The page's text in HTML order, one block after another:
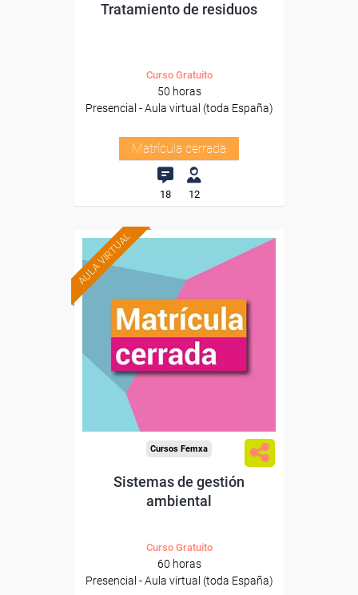
Tratamiento de residuos
Curso Gratuito
50 horas
Presencial - Aula virtual (toda España)
Matrícula cerrada
18 12
AULA VIRTUAL
Cursos Femxa
Sistemas de gestión
ambiental
Curso Gratuito
60 horas
Presencial - Aula virtual (toda España)